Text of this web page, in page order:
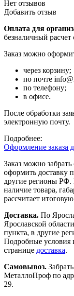
Нет отзывов
Добавить отзыв
Оплата для
безналичный
Заказ можно
через корзину;
по почте
по телефону;
в офисе.
После обработки
электронную почту.
Подробнее:
Оформление заказа
Заказ можно
оформить доставку
другие регионы РФ.
наличие товара,
рассчитает
Доставка. По
Ярославской
пункта, в другие
Подробные условия
странице доставка.
Самовывоз.
МеталлоПроф по
29.